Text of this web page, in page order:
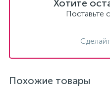
Хотите
Поставьте
Похожие товары